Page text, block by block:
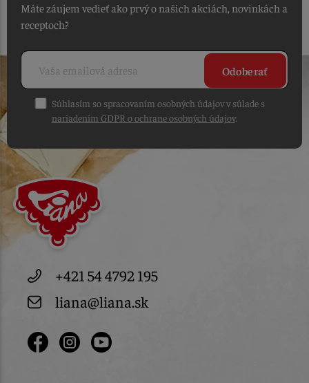
Máte záujem vedieť ako prvý o našich akciách, novinkách a
receptoch?
Odoberať
Súhlasím so spracovaním osobných údajov v súlade s
nariadením GDPR o ochrane osobných údajov.
+421 54 4792 195
liana@liana.sk